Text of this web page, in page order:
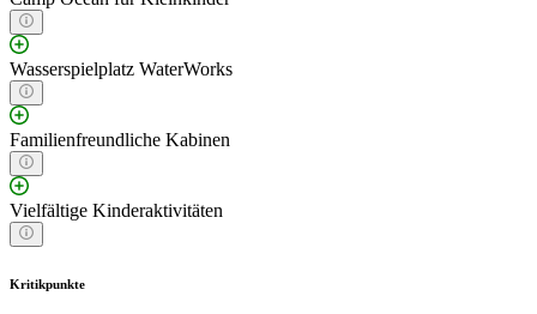
Wasserspielplatz WaterWorks
Familienfreundliche Kabinen
Vielfältige Kinderaktivitäten
Kritikpunkte